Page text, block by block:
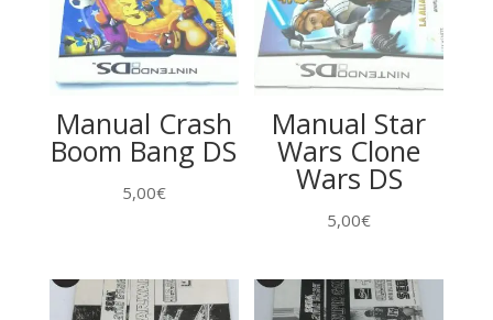
Manual Crash
Boom Bang DS
5,00€
Manual Star
Wars Clone
Wars DS
5,00€